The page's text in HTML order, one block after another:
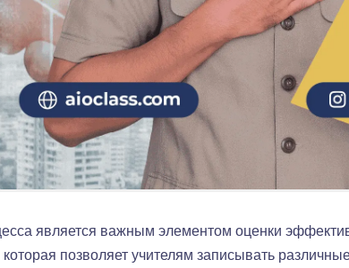
является важным элементом оценки
которая позволяет учителям записывать